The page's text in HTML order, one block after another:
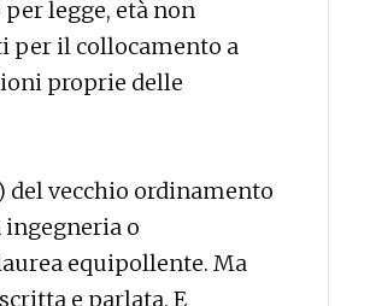
legge, età non
per il collocamento a
proprie delle
del vecchio ordinamento
o
equipollente. Ma
e parlata. E